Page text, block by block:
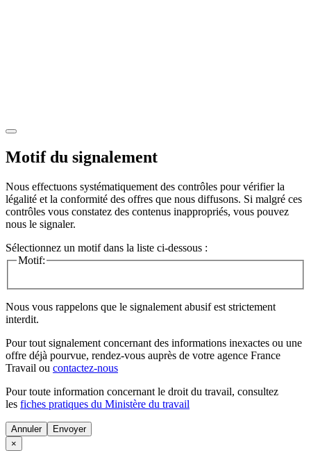
Motif du signalement
Nous effectuons systématiquement des contrôles pour vérifier la
légalité et la conformité des offres que nous diffusons. Si malgré ces
contrôles vous constatez des contenus inappropriés, vous pouvez
nous le signaler.
Sélectionnez un motif dans la liste ci-dessous :
Motif:
Nous vous rappelons que le signalement abusif est strictement
interdit.
Pour tout signalement concernant des informations inexactes ou une
offre déjà pourvue, rendez-vous auprès de votre agence France
Travail ou contactez-nous
Pour toute information concernant le droit du travail, consultez
les fiches pratiques du Ministère du travail
Annuler
×